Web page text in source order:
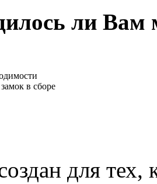
ли Вам
в сборе
для тех,